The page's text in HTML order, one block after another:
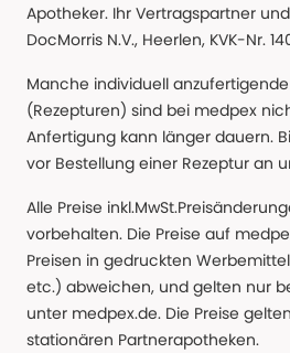
Apotheker. Ihr Vertragspartner
DocMorris N.V., Heerlen, KVK-Nr.
Manche individuell
(Rezepturen) sind bei medpex
Anfertigung kann länger dauern.
vor Bestellung einer Rezeptur an
Alle Preise
vorbehalten. Die Preise auf
Preisen in gedruckten
etc.) abweichen, und gelten nur
unter medpex.de. Die Preise
stationären Partnerapotheken.